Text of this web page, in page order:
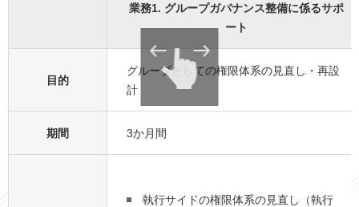
業務1. グループガバナンス整備に係るサポ
ート
目的
グループとしての権限体系の見直し・再設
計
期間 3か月間
執行サイドの権限体系の見直し（執行